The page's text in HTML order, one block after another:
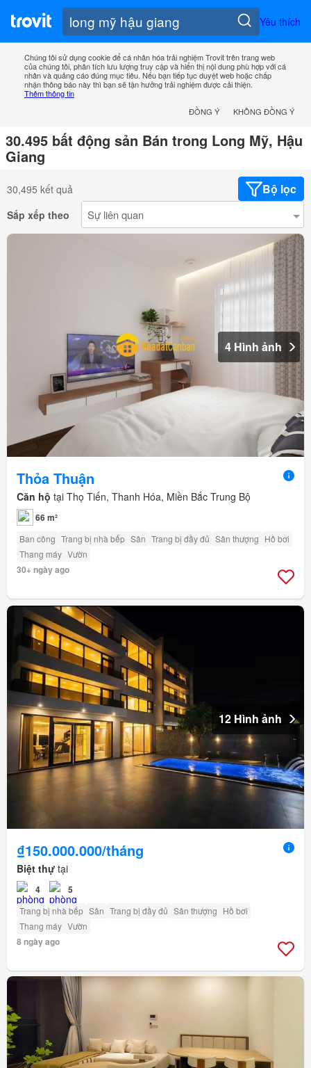
Yêu thích
Chúng tôi sử dụng cookie để cá nhân hóa trải nghiệm Trovit trên trang web
của chúng tôi, phân tích lưu lượng truy cập và hiển thị nội dung phù hợp với cá
nhân và quảng cáo đúng mục tiêu. Nếu bạn tiếp tục duyệt web hoặc chấp
nhận thông báo này thì bạn sẽ tận hưởng trải nghiệm được cải thiện.
Thêm thông tin
ĐỒNG Ý
KHÔNG ĐỒNG Ý
30.495 bất động sản Bán trong Long Mỹ, Hậu
Giang
30,495 kết quả Bộ lọc
Sắp xếp theo
4 Hình ảnh
Thỏa Thuận
Căn hộ tại Thọ Tiến, Thanh Hóa, Miền Bắc Trung Bộ
66 m²
Ban công Trang bị nhà bếp Sân Trang bị đầy đủ Sân thượng Hồ bơi
Thang máy Vườn
30+ ngày ago
12 Hình ảnh
₫150.000.000/tháng
Biệt thự tại
4 5
Trang bị nhà bếp Sân Trang bị đầy đủ Sân thượng Hồ bơi
Thang máy Vườn
8 ngày ago